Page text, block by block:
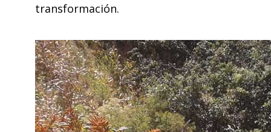
transformación.